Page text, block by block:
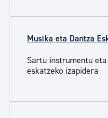
Musika eta Dantza
Sartu instrumentu
eskatzeko izapidera